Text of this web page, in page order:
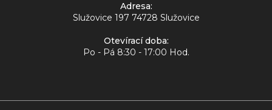
Adresa:
Služovice 197 74728 Služovice
Otevírací doba:
Po - Pá 8:30 - 17:00 Hod.